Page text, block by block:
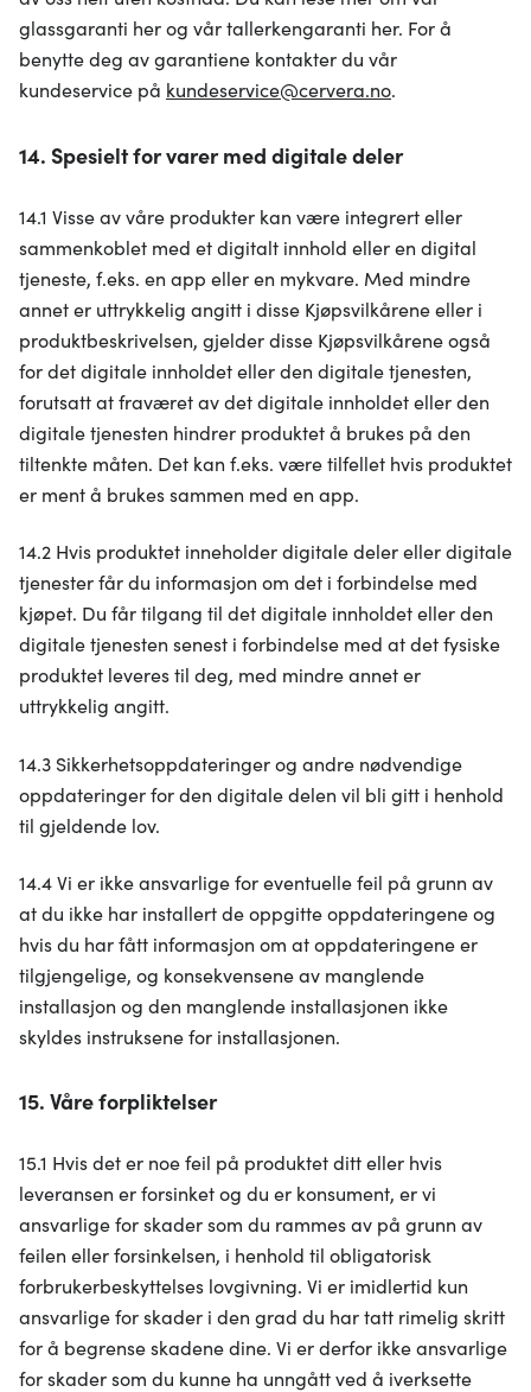
glassgaranti her og vår tallerkengaranti her. For å
benytte deg av garantiene kontakter du vår
kundeservice på kundeservice@cervera.no.
14. Spesielt for varer med digitale deler
14.1 Visse av våre produkter kan være integrert eller
sammenkoblet med et digitalt innhold eller en digital
tjeneste, f.eks. en app eller en mykvare. Med mindre
annet er uttrykkelig angitt i disse Kjøpsvilkårene eller i
produktbeskrivelsen, gjelder disse Kjøpsvilkårene også
for det digitale innholdet eller den digitale tjenesten,
forutsatt at fraværet av det digitale innholdet eller den
digitale tjenesten hindrer produktet å brukes på den
tiltenkte måten. Det kan f.eks. være tilfellet hvis produktet
er ment å brukes sammen med en app.
14.2 Hvis produktet inneholder digitale deler eller digitale
tjenester får du informasjon om det i forbindelse med
kjøpet. Du får tilgang til det digitale innholdet eller den
digitale tjenesten senest i forbindelse med at det fysiske
produktet leveres til deg, med mindre annet er
uttrykkelig angitt.
14.3 Sikkerhetsoppdateringer og andre nødvendige
oppdateringer for den digitale delen vil bli gitt i henhold
til gjeldende lov.
14.4 Vi er ikke ansvarlige for eventuelle feil på grunn av
at du ikke har installert de oppgitte oppdateringene og
hvis du har fått informasjon om at oppdateringene er
tilgjengelige, og konsekvensene av manglende
installasjon og den manglende installasjonen ikke
skyldes instruksene for installasjonen.
15. Våre forpliktelser
15.1 Hvis det er noe feil på produktet ditt eller hvis
leveransen er forsinket og du er konsument, er vi
ansvarlige for skader som du rammes av på grunn av
feilen eller forsinkelsen, i henhold til obligatorisk
forbrukerbeskyttelses lovgivning. Vi er imidlertid kun
ansvarlige for skader i den grad du har tatt rimelig skritt
for å begrense skadene dine. Vi er derfor ikke ansvarlige
for skader som du kunne ha unngått ved å iverksette